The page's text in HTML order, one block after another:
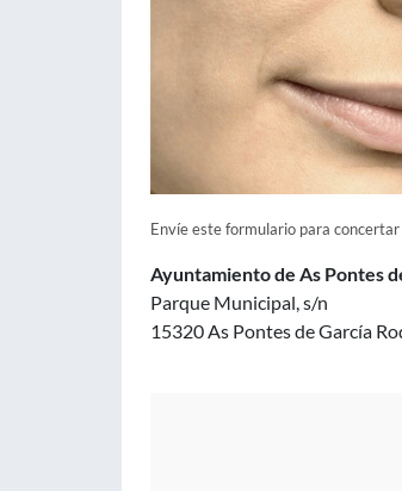
Envíe este formulario para
Ayuntamiento de As Pontes
Parque Municipal, s/n
15320 As Pontes de García